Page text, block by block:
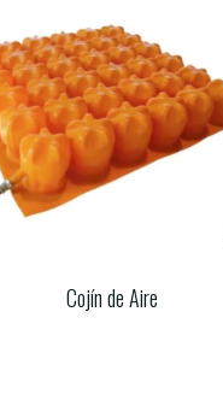
Cojín de Aire